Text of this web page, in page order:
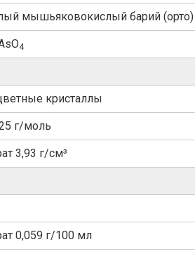
мышьяковокислый барий (орто)
4
кристаллы
г/моль
3,93 г/см³
0,059 г/100 мл